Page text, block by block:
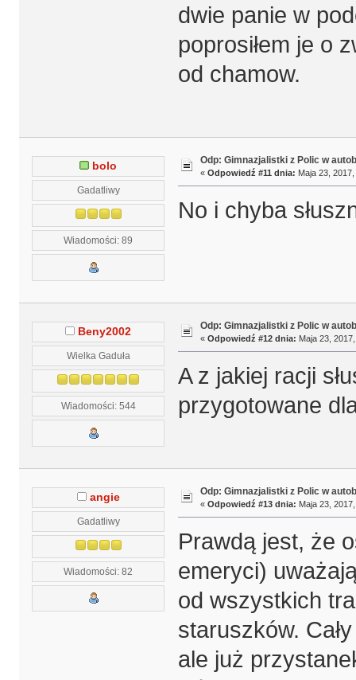
dwie panie w
poprosiłem je o
od chamow.
bolo
Gadatliwy
Wiadomości: 89
Odp: Gimnazjalistki z Polic w
« Odpowiedź #11 dnia: Maja 23,
No i chyba
Beny2002
Wielka Gaduła
Wiadomości: 544
Odp: Gimnazjalistki z Polic w
« Odpowiedź #12 dnia: Maja 23,
A z jakiej racji
przygotowane
angie
Gadatliwy
Wiadomości: 82
Odp: Gimnazjalistki z Polic w
« Odpowiedź #13 dnia: Maja 23,
Prawdą jest, że
emeryci)
od wszystkich
staruszków.
ale już